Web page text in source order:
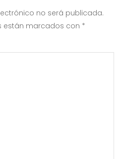
no será publicada.
están marcados con *